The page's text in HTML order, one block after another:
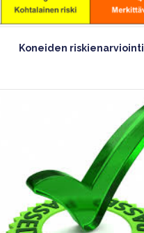
Koneiden riskienarviointi